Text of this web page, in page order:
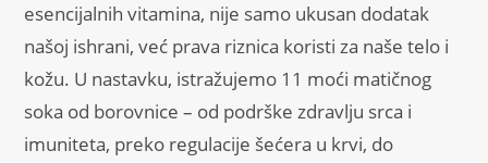
esencijalnih vitamina, nije samo ukusan dodatak
našoj ishrani, već prava riznica koristi za naše telo i
kožu. U nastavku, istražujemo 11 moći matičnog
soka od borovnice – od podrške zdravlju srca i
imuniteta, preko regulacije šećera u krvi, do